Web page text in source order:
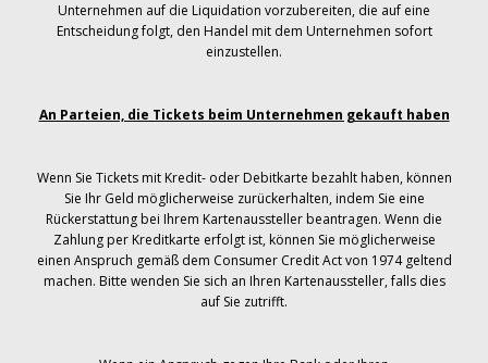
Unternehmen auf die Liquidation vorzubereiten, die auf eine
Entscheidung folgt, den Handel mit dem Unternehmen sofort
einzustellen.
An Parteien, die Tickets beim Unternehmen gekauft haben
Wenn Sie Tickets mit Kredit- oder Debitkarte bezahlt haben, können
Sie Ihr Geld möglicherweise zurückerhalten, indem Sie eine
Rückerstattung bei Ihrem Kartenaussteller beantragen. Wenn die
Zahlung per Kreditkarte erfolgt ist, können Sie möglicherweise
einen Anspruch gemäß dem Consumer Credit Act von 1974 geltend
machen. Bitte wenden Sie sich an Ihren Kartenaussteller, falls dies
auf Sie zutrifft.